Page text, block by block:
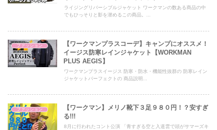
ライジングリバーシブルジャケット ワークマンの数ある商品の中
でもひっそりと影を潜めるこの商品。...
ファッション
【ワークマンプラスコーデ】キャンプにオススメ！
イージス防寒レインジャケット【WORKMAN
PLUS AEGIS】
ワークマンプラスイージス 防寒・防水・機能性抜群の 防寒レイン
ジャケットパーフェクトの 商品説明...
ファッション
【ワークマン】メリノ靴下３足９８０円！？安すぎ
る!!!
8月に行われたコント公演 「青すぎる空と入道雲で頭がサマーズキ